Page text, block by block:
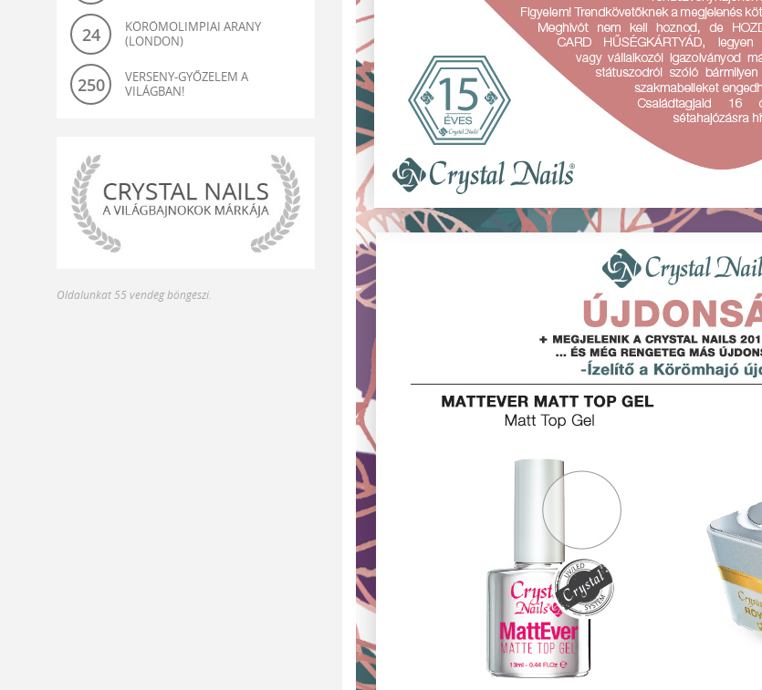
24
KÖRÖMOLIMPIAI ARANY
(LONDON)
250
VERSENY-GYŐZELEM A
VILÁGBAN!
és
Oldalunkat 55 vendég böngészi.